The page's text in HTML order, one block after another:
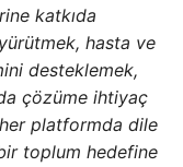
katkıda
hasta ve
desteklemek,
çözüme ihtiyaç
her platformda dile
toplum hedefine